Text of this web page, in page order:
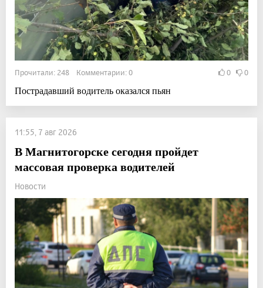
Прочитали: 248 Комментарии: 0 0 0
Пострадавший водитель оказался пьян
11:55, 7 авг 2026
В Магнитогорске сегодня пройдет
массовая проверка водителей
Новости